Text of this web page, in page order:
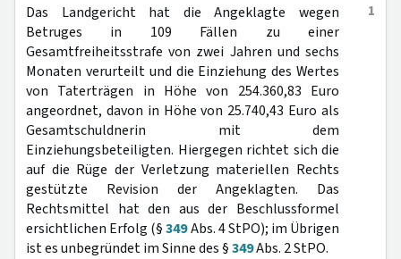
1
Das Landgericht hat die Angeklagte wegen
Betruges in 109 Fällen zu einer
Gesamtfreiheitsstrafe von zwei Jahren und sechs
Monaten verurteilt und die Einziehung des Wertes
von Taterträgen in Höhe von 254.360,83 Euro
angeordnet, davon in Höhe von 25.740,43 Euro als
Gesamtschuldnerin mit dem
Einziehungsbeteiligten. Hiergegen richtet sich die
auf die Rüge der Verletzung materiellen Rechts
gestützte Revision der Angeklagten. Das
Rechtsmittel hat den aus der Beschlussformel
ersichtlichen Erfolg (§349Abs. 4 StPO); im Übrigen
ist es unbegründet im Sinne des §349Abs. 2 StPO.